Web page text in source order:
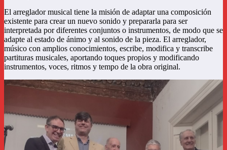
El arreglador musical tiene la misión de adaptar una composición
existente para crear un nuevo sonido y prepararla para ser
interpretada por diferentes conjuntos o instrumentos, de modo que se
adapte al estado de ánimo y al sonido de la pieza. El arreglador,
músico con amplios conocimientos, escribe, modifica y transcribe
partituras musicales, aportando toques propios y modificando
instrumentos, voces, ritmos y tempo de la obra original.